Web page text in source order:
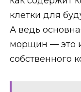
клетки для
А ведь
морщин — это
собственного